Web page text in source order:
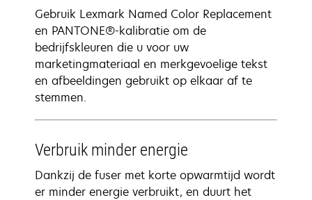
Gebruik Lexmark Named Color Replacement
en PANTONE®-kalibratie om de
bedrijfskleuren die u voor uw
marketingmateriaal en merkgevoelige tekst
en afbeeldingen gebruikt op elkaar af te
stemmen.
Verbruik minder energie
Dankzij de fuser met korte opwarmtijd wordt
er minder energie verbruikt, en duurt het